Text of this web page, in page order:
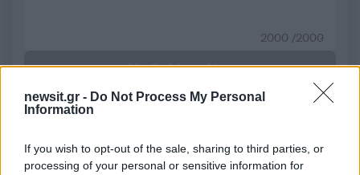
newsit.gr - Do Not Process My Personal
Information
If you wish to opt-out of the sale, sharing to third parties, or
processing of your personal or sensitive information for
2000 /2000
Υποβολή σχολίου
Όροι Χρήσης. Το site προστατεύεται από reCAPTCHA, ισχύουν
Πολιτική Απορρήτου
Πολιτική
ΙΜΙΑ
ΤΑΚΗΣ ΘΕΟΔΩΡΙΚΑΚΟΣ